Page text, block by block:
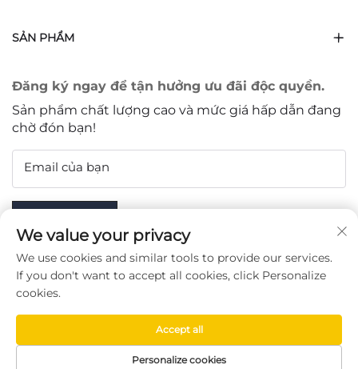
SẢN PHẨM
Đăng ký ngay để tận hưởng ưu đãi độc quyền.
Sản phẩm chất lượng cao và mức giá hấp dẫn đang
chờ đón bạn!
Email của bạn
THEO DÕI CHÚNG TÔI
Copyright © Taizhou Chenran Packaging Technology Co.,
We value your privacy
We use cookies and similar tools to provide our services.
If you don't want to accept all cookies, click Personalize
cookies.
Personalize cookies
Accept all